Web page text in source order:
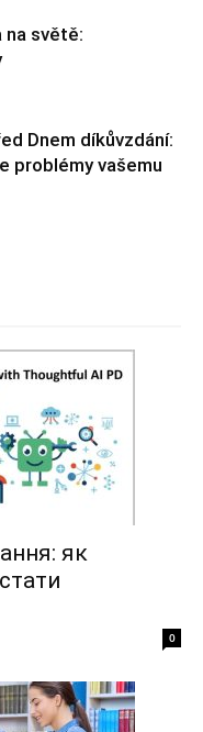
světě:
Dnem díkůvzdání:
problémy vašemu
як
0